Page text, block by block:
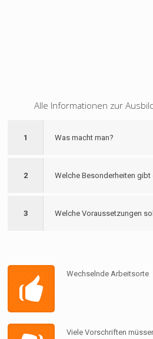
Alle Informationen zur
1 Was macht man?
2 Welche Besonderheiten
3 Welche Voraussetzungen
Wechselnde Arbeitsorte
Viele Vorschriften